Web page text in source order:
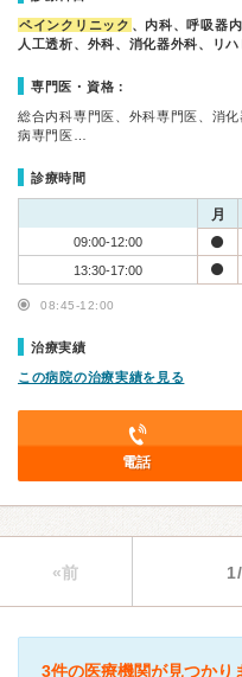
ペインクリニック 、内科、呼吸器
人工透析、外科、消化器外科、リ
専門医・資格：
総合内科専門医、外科専門医、消
病専門医…
診療時間
月
09:00-12:00
13:30-17:00
08:45-12:00
治療実績
この病院の治療実績を見る
電話
«前
3件の医療機関が見つかり